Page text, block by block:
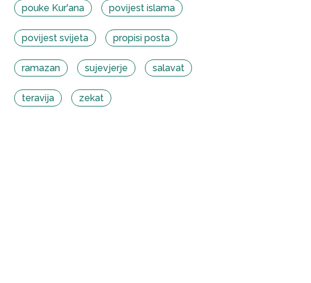
pouke Kur'ana povijest islama
povijest svijeta propisi posta
ramazan sujevjerje salavat
teravija zekat